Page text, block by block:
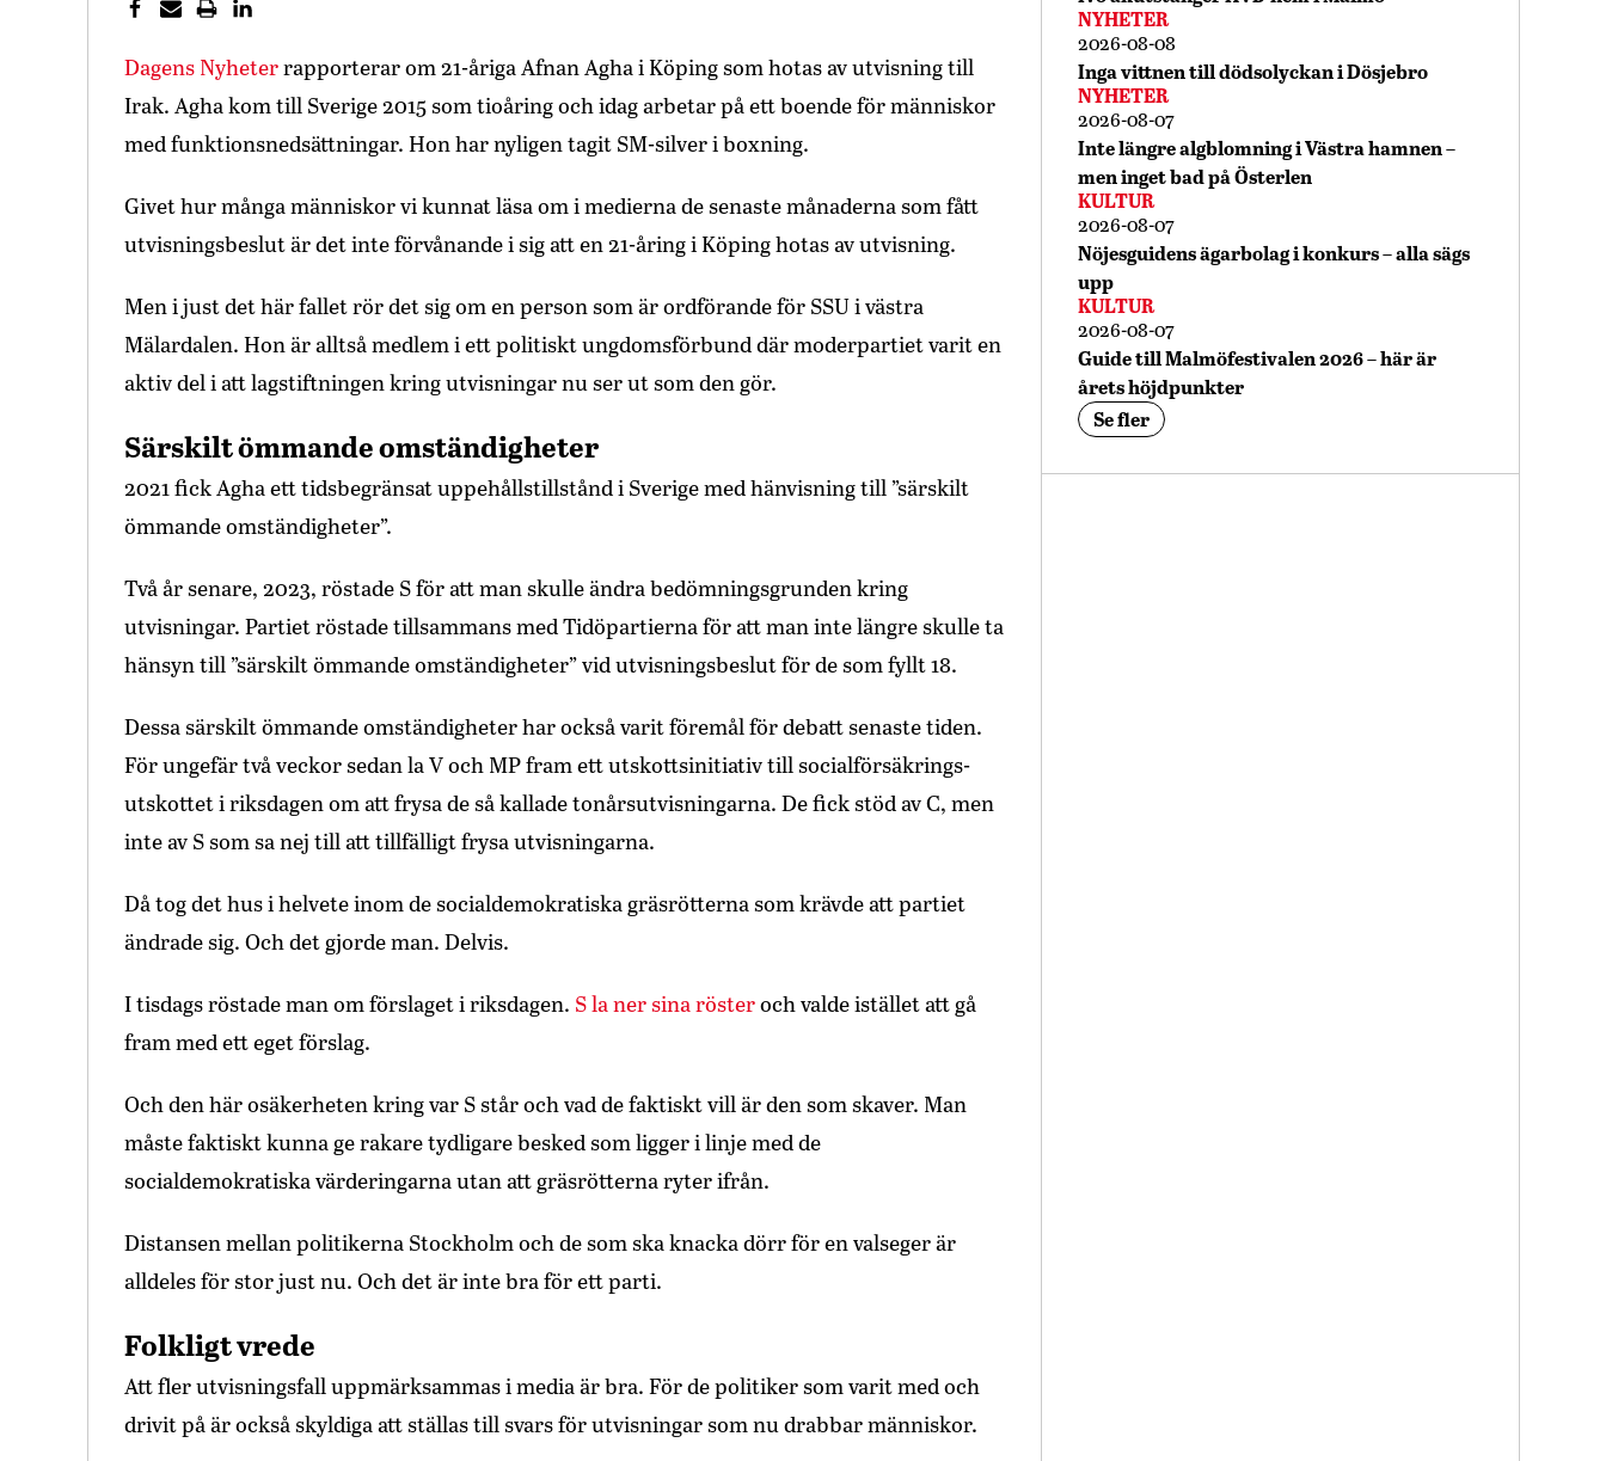
Dagens Nyheterrapporterar om 21-åriga Afnan Agha i Köping som hotas av utvisning till
Irak. Agha kom till Sverige 2015 som tioåring och idag arbetar på ett boende för människor
med funktionsnedsättningar. Hon har nyligen tagit SM-silver i boxning.
Givet hur många människor vi kunnat läsa om i medierna de senaste månaderna som fått
utvisningsbeslut är det inte förvånande i sig att en 21-åring i Köping hotas av utvisning.
Men i just det här fallet rör det sig om en person som är ordförande för SSU i västra
Mälardalen. Hon är alltså medlem i ett politiskt ungdomsförbund där moderpartiet varit en
aktiv del i att lagstiftningen kring utvisningar nu ser ut som den gör.
Särskilt ömmande omständigheter
2021 fick Agha ett tidsbegränsat uppehållstillstånd i Sverige med hänvisning till ”särskilt
ömmande omständigheter”.
Två år senare, 2023, röstade S för att man skulle ändra bedömningsgrunden kring
utvisningar. Partiet röstade tillsammans med Tidöpartierna för att man inte längre skulle ta
hänsyn till ”särskilt ömmande omständigheter” vid utvisningsbeslut för de som fyllt 18.
Dessa särskilt ömmande omständigheter har också varit föremål för debatt senaste tiden.
För ungefär två veckor sedan la V och MP fram ett utskotts­initiativ till socialförsäkrings­
utskottet i riksdagen om att frysa de så kallade tonårsutvisningarna. De fick stöd av C, men
inte av S som sa nej till att tillfälligt frysa utvisningarna.
Då tog det hus i helvete inom de socialdemokratiska gräsrötterna som krävde att partiet
ändrade sig. Och det gjorde man. Delvis.
I tisdags röstade man om förslaget i riksdagen. S la ner sina rösteroch valde istället att gå
fram med ett eget förslag.
Och den här osäkerheten kring var S står och vad de faktiskt vill är den som skaver. Man
måste faktiskt kunna ge rakare tydligare besked som ligger i linje med de
socialdemokratiska värderingarna utan att gräsrötterna ryter ifrån.
Distansen mellan politikerna Stockholm och de som ska knacka dörr för en valseger är
alldeles för stor just nu. Och det är inte bra för ett parti.
Folkligt vrede
Att fler utvisningsfall uppmärksammas i media är bra. För de politiker som varit med och
drivit på är också skyldiga att ställas till svars för utvisningar som nu drabbar människor.
NYHETER
2026-08-08
Inga vittnen till dödsolyckan i Dösjebro
NYHETER
2026-08-07
Inte längre algblomning i Västra hamnen –
men inget bad på Österlen
KULTUR
2026-08-07
Nöjesguidens ägarbolag i konkurs – alla sägs
upp
KULTUR
2026-08-07
Guide till Malmöfestivalen 2026 – här är
årets höjdpunkter
Se fler